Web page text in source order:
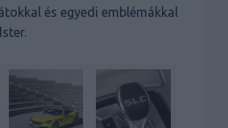
és egyedi emblémákkal